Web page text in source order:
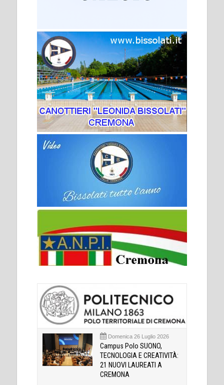
Domenica 26 Luglio 2026
Campus Polo SUONO,
TECNOLOGIA E CREATIVITÀ:
21 NUOVI LAUREATI A
CREMONA